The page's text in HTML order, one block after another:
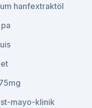
hanfextraktöl
mayo-klinik